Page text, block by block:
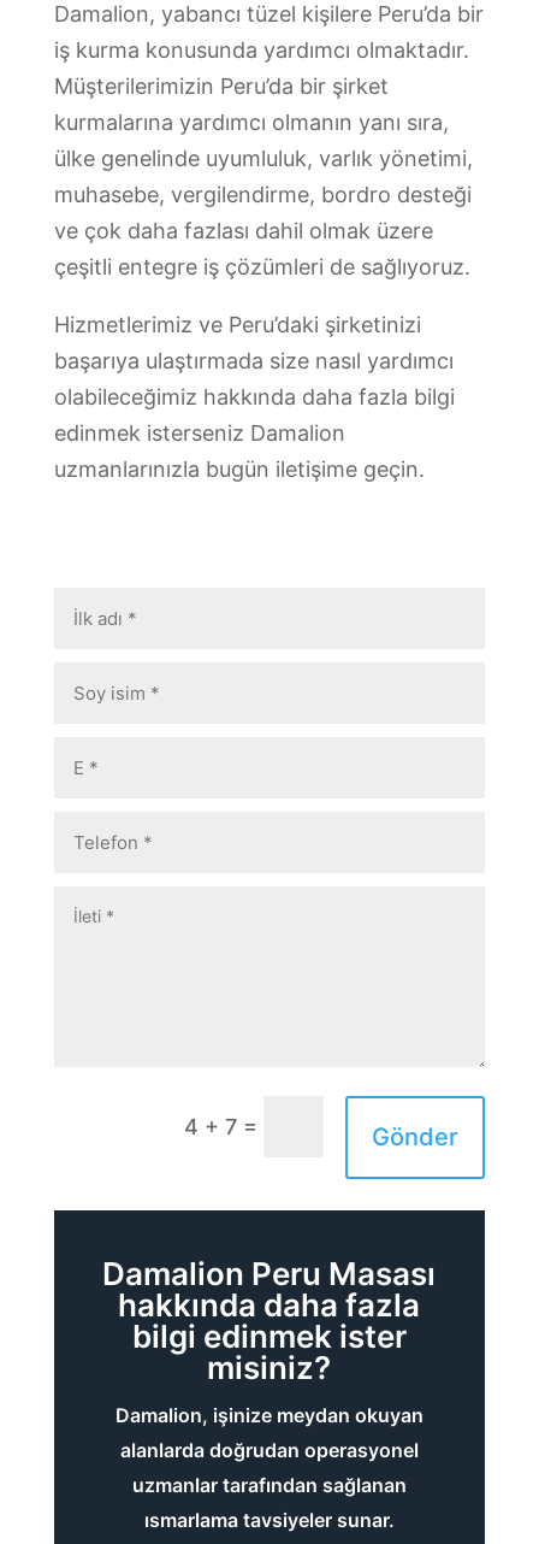
Damalion, yabancı tüzel kişilere Peru’da bir
iş kurma konusunda yardımcı olmaktadır.
Müşterilerimizin Peru’da bir şirket
kurmalarına yardımcı olmanın yanı sıra,
ülke genelinde uyumluluk, varlık yönetimi,
muhasebe, vergilendirme, bordro desteği
ve çok daha fazlası dahil olmak üzere
çeşitli entegre iş çözümleri de sağlıyoruz.
Hizmetlerimiz ve Peru’daki şirketinizi
başarıya ulaştırmada size nasıl yardımcı
olabileceğimiz hakkında daha fazla bilgi
edinmek isterseniz Damalion
uzmanlarınızla bugün iletişime geçin.
4 + 7 = Gönder
Damalion Peru Masası
hakkında daha fazla
bilgi edinmek ister
misiniz?
Damalion, işinize meydan okuyan
alanlarda doğrudan operasyonel
uzmanlar tarafından sağlanan
ısmarlama tavsiyeler sunar.